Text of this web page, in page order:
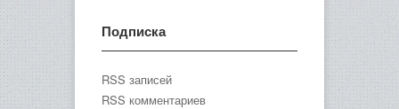
Подписка
RSS записей
RSS комментариев